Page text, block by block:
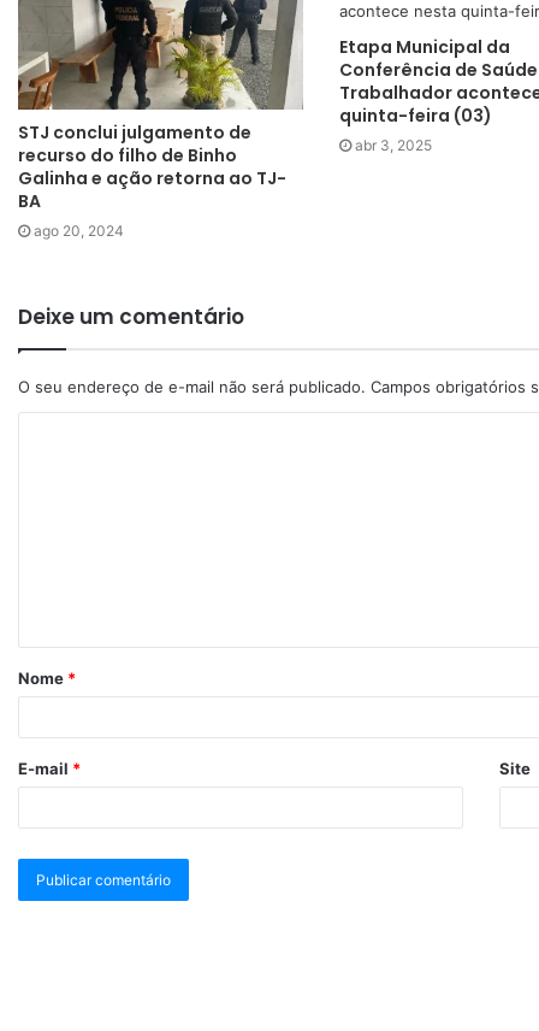
STJ conclui julgamento de
recurso do filho de Binho
Galinha e ação retorna ao TJ-
BA
ago 20, 2024
Etapa Municipal da
Conferência de
Trabalhador
quinta-feira (03)
abr 3, 2025
Deixe um comentário
O seu endereço de e-mail não será publicado. Campos obrigatórios
Nome *
E-mail * Site